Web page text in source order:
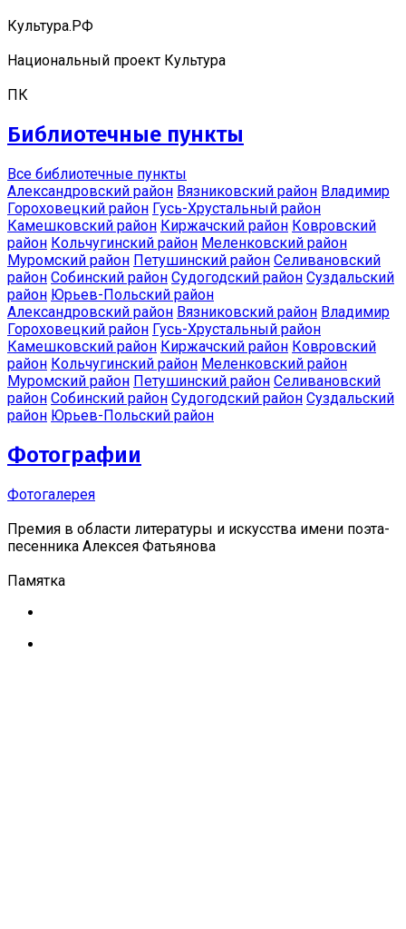
Культура.РФ
Национальный проект Культура
ПК
Библиотечные пункты
Все библиотечные пункты
Александровский район Вязниковский район Владимир
Гороховецкий район Гусь-Хрустальный район
Камешковский район Киржачский район Ковровский
район Кольчугинский район Меленковский район
Муромский район Петушинский район Селивановский
район Собинский район Судогодский район Суздальский
район Юрьев-Польский район
Александровский район Вязниковский район Владимир
Гороховецкий район Гусь-Хрустальный район
Камешковский район Киржачский район Ковровский
район Кольчугинский район Меленковский район
Муромский район Петушинский район Селивановский
район Собинский район Судогодский район Суздальский
район Юрьев-Польский район
Фотографии
Фотогалерея
Премия в области литературы и искусства имени поэта-
песенника Алексея Фатьянова
Памятка